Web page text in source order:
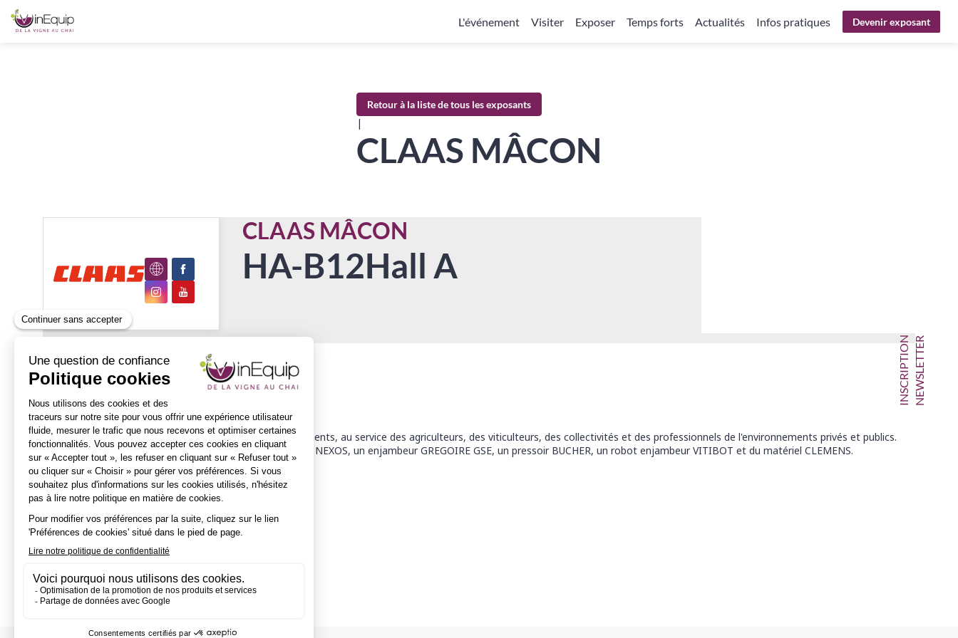
L'événement Visiter Exposer Temps forts Actualités Infos pratiques Devenir exposant
Retour à la liste de tous les exposants
|
CLAAS MÂCON
CLAAS MÂCON
HA-B12Hall A
Description
CLAAS Mâcon c'est 5 bases rayonnant sur 5 départements, au service des agriculteurs, des viticulteurs, des collectivités et des professionnels de l'environnements privés et publics.
Cette année retrouvez sur le stand CLAAS un tracteur NEXOS, un enjambeur GREGOIRE GSE, un pressoir BUCHER, un robot enjambeur VITIBOT et du matériel CLEMENS.
Adresse
407 CHE DES JONCHERES
71850
CHARNAY-LES-MACON
INSCRIPTIONNEWSLETTER